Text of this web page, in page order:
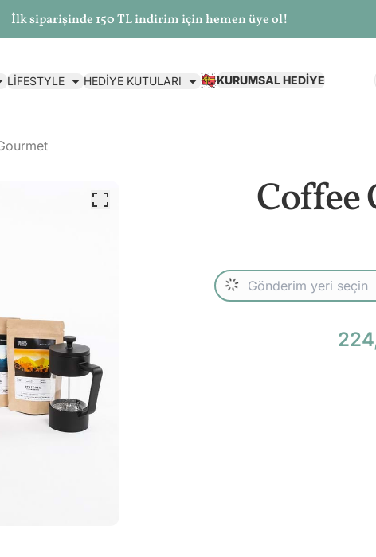
İlk siparişinde 150 TL indirim için hemen üye ol!
LİFESTYLE HEDİYE KUTULARI KURUMSAL HEDİYE